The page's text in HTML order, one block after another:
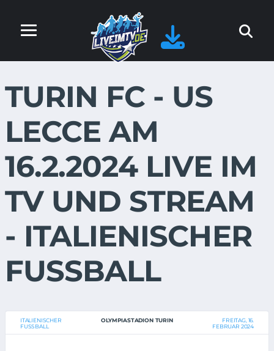
TURIN FC - US
LECCE AM
16.2.2024 LIVE IM
TV UND STREAM
- ITALIENISCHER
FUSSBALL
ITALIENISCHER
FUSSBALL
OLYMPIASTADION TURIN
FREITAG, 16.
FEBRUAR 2024